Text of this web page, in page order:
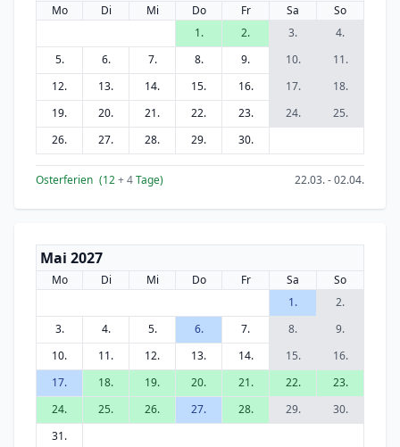
Mo Di Mi Do Fr Sa
So
1.
2. 3.
4.
5.
6. 7. 8. 9. 10.
11.
12.
13. 14. 15. 16. 17.
18.
19.
20. 21. 22. 23. 24.
25.
26.
27. 28. 29. 30.
Osterferien (12+ 4Tage) 22.03. - 02.04.
Mai 2027
Mo Di Mi Do Fr Sa
So
1.
2.
3.
4. 5. 6. 7. 8.
9.
10.
11. 12. 13. 14. 15.
16.
17.
18. 19. 20. 21. 22.
23.
24.
25. 26. 27. 28. 29.
30.
31.